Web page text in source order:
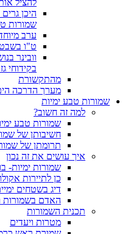
להציל
היכן
שמורות
ערב
ט‭"‬ו‭ ‬בשבט‭ ‬בים‭ ‬העמוק‭ ‬- חג‭ ‬לאלמוגים‭!‬
וובינר
בקידוחי
מהתקשורת
מערך הדרכה
שמורות טבע ימיות
למה זה חשוב?
שמורות טבע
חשיבותן של
תרומתן של
איך עושים את זה נכון
שמורות ימיות-
כן לתיירות
דיג בשטחים
האדם בשמורות
תכנית השמורות
מטרות ויעדים